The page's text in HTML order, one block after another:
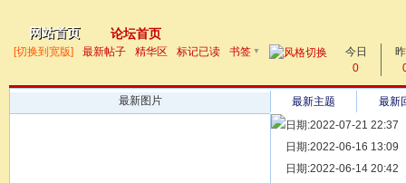
网站首页 论坛首页
帖子
[切换到宽版] 最新帖子 精华区 标记已读 书签 ▼
今日
0
最新图片 最新主题
最新
日期:2022-07-21 22:37
[ 宗亲新闻 ] 同为宗亲，
日期:2022-06-16 13:09
[ 族谱知识 ] 漫话辈份
日期:2022-06-14 20:42